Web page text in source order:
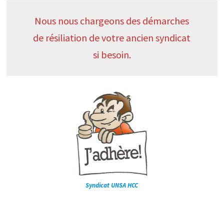
Nous nous chargeons des démarches
de résiliation de votre ancien syndicat
si besoin.
Syndicat UNSA HCC